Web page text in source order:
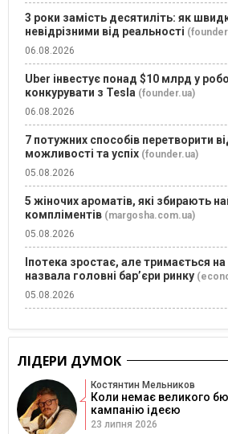
3 роки замість десятиліть: як
невідрізними від реальності
06.08.2026
Uber інвестує понад $10 млрд у
конкурувати з Tesla (founder.ua)
06.08.2026
7 потужних способів перетворити
можливості та успіх (founder.ua)
05.08.2026
5 жіночих ароматів, які збирають
компліментів (margosha.com.ua)
05.08.2026
Іпотека зростає, але тримається на
назвала головні бар’єри ринку
05.08.2026
ЛІДЕРИ ДУМОК
Костянтин Мельников
Коли немає великого
кампанію ідеєю
23 липня 2026